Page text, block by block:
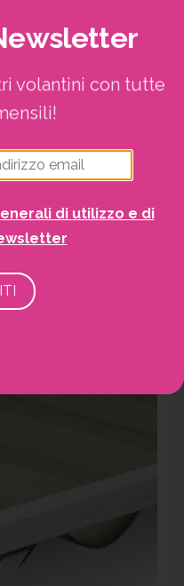
Pergola libera
volantini con tutte
di utilizzo e di